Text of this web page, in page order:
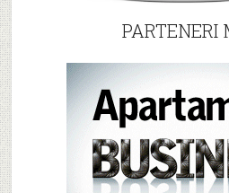
PARTENERI